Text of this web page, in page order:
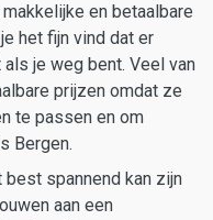
en betaalbare
het fijn vind dat er
je weg bent. Veel van
prijzen omdat ze
te passen en om
Bergen.
spannend kan zijn
aan een